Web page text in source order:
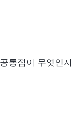
통점이 무엇인지